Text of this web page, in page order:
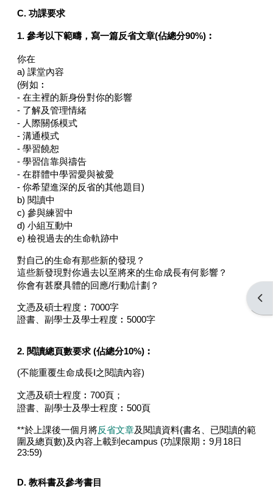
打
C. 功課要求
1. 參考以下範疇，寫一篇反省文章(佔總分90%)︰
你在
a) 課堂內容
(例如︰
- 在主裡的新身份對你的影響
- 了解及管理情緒
- 人際關係模式
- 溝通模式
- 學習饒恕
- 學習信靠與禱告
- 在群體中學習愛與被愛
- 你希望進深的反省的其他題目)
b) 閱讀中
c) 參與練習中
d) 小組互動中
e) 檢視過去的生命軌跡中
對自己的生命有那些新的發現？
這些新發現對你過去以至將來的生命成長有何影響？
你會有甚麼具體的回應/行動/計劃？
文憑及碩士程度︰7000字
證書、副學士及學士程度︰5000字
2. 閱讀總頁數要求 (佔總分10%)︰
(不能重覆生命成長I之閱讀內容)
文憑及碩士程度︰700頁；
證書、副學士及學士程度︰500頁
**於上課後一個月將反省文章及閱讀資料(書名、已閱讀的範
圍及總頁數)及內容上載到ecampus (功課限期︰9月18日
23:59)
D. 教科書及參考書目